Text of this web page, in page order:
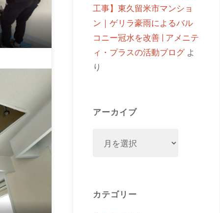
工事】東久留米市マンショ
ン｜ゲリラ豪雨によるバル
コニー冠水を改善 | アメニテ
ィ・プラスの活動ブログよ
り
アーカイブ
カテゴリー